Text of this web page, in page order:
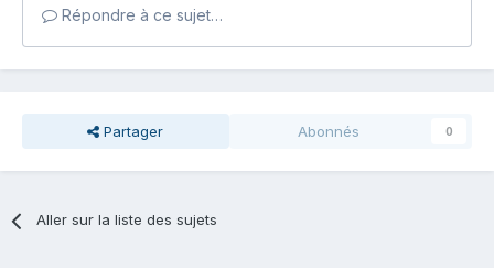
Répondre à ce sujet…
Partager Abonnés 0
Aller sur la liste des sujets